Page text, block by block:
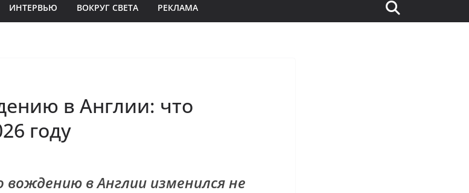
ИНТЕРВЬЮ ВОКРУГ СВЕТА РЕКЛАМА
в Англии: что
году
вождению в Англии изменился не